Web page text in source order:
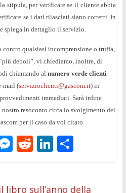
stipula, per verificare se il cliente abbia
se i dati rilasciati siano corretti. In
spiega in dettaglio il servizio.
contro qualsiasi incomprensione o truffa,
deboli”, vi chiediamo, inoltre, di
chiamando al numero verde clienti
mail (servizioclienti@gascom.it) in
immediati. Sarà infine
resoconto circa lo svolgimento dei
per il caso da voi citato.
M R Li C
libro sull’anno della